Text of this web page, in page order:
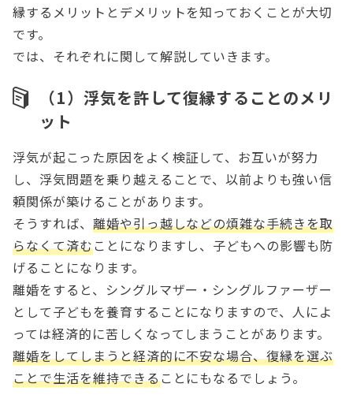
縁するメリットとデメリットを知っておくことが大切
です。
では、それぞれに関して解説していきます。
（1）浮気を許して復縁することのメリ
ット
浮気が起こった原因をよく検証して、お互いが努力
し、浮気問題を乗り越えることで、以前よりも強い信
頼関係が築けることがあります。
そうすれば、 離婚や引っ越しなどの煩雑な手続きを取
らなくて済むことになりますし、子どもへの影響も防
げることになります。
離婚をすると、シングルマザー・シングルファーザー
として子どもを養育することになりますので、人によ
っては経済的に苦しくなってしまうことがあります。
離婚をしてしまうと経済的に不安な場合、復縁を選ぶ
ことで生活を維持できることにもなるでしょう。